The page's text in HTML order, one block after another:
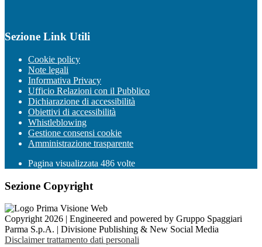
Sezione Link Utili
Cookie policy
Note legali
Informativa Privacy
Ufficio Relazioni con il Pubblico
Dichiarazione di accessibilità
Obiettivi di accessibilità
Whistleblowing
Gestione consensi cookie
Amministrazione trasparente
Pagina visualizzata 486 volte
Sezione Copyright
Copyright 2026 | Engineered and powered by Gruppo Spaggiari
Parma S.p.A. | Divisione Publishing & New Social Media
Disclaimer trattamento dati personali